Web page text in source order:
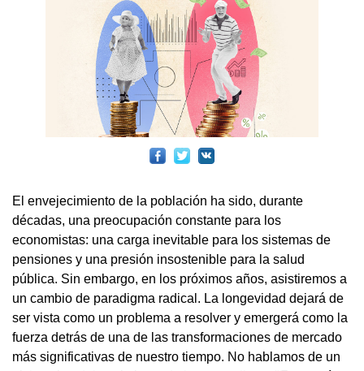
El envejecimiento de la población ha sido, durante
décadas, una preocupación constante para los
economistas: una carga inevitable para los sistemas de
pensiones y una presión insostenible para la salud
pública. Sin embargo, en los próximos años, asistiremos a
un cambio de paradigma radical. La longevidad dejará de
ser vista como un problema a resolver y emergerá como la
fuerza detrás de una de las transformaciones de mercado
más significativas de nuestro tiempo. No hablamos de un